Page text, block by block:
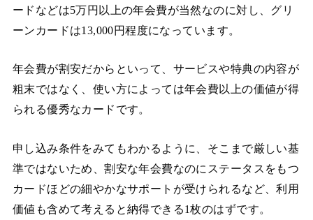
ードなどは5万円以上の年会費が当然なのに対し、グリ
ーンカードは13,000円程度になっています。
年会費が割安だからといって、サービスや特典の内容が
粗末ではなく、使い方によっては年会費以上の価値が得
られる優秀なカードです。
申し込み条件をみてもわかるように、そこまで厳しい基
準ではないため、割安な年会費なのにステータスをもつ
カードほどの細やかなサポートが受けられるなど、利用
価値も含めて考えると納得できる1枚のはずです。